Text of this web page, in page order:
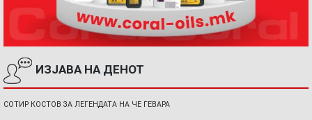
ИЗЈАВА НА ДЕНОТ
СОТИР КОСТОВ ЗА ЛЕГЕНДАТА НА ЧЕ ГЕВАРА